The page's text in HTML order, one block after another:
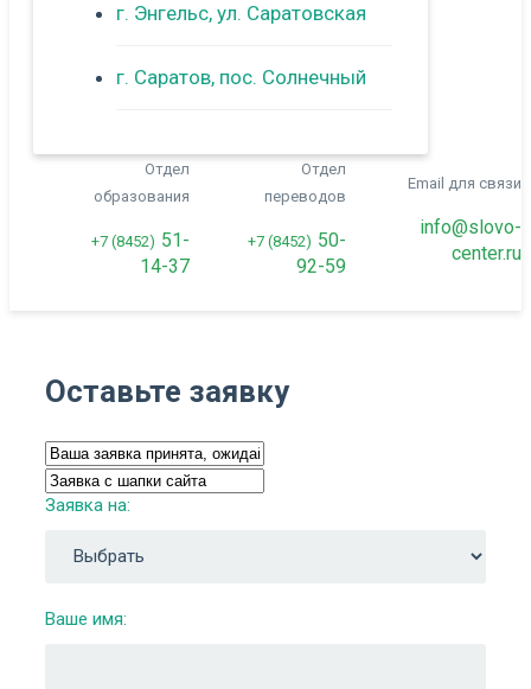
г. Энгельс, ул. Саратовская
г. Саратов, пос. Солнечный
Отдел
образования
+7 (8452) 51-
14-37
Отдел
переводов
+7 (8452) 50-
92-59
Email для связи
info@slovo-
center.ru
Оставьте заявку
Заявка на:
Ваше имя: